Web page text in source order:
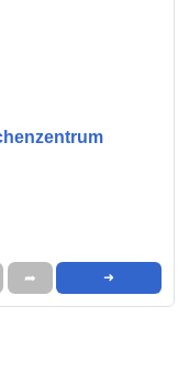
➦ ➜